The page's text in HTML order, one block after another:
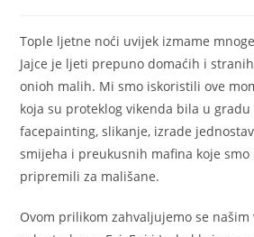
Tople ljetne noći uvijek izmame
Jajce je ljeti prepuno domaćih i
onioh malih. Mi smo iskoristili ove
koja su proteklog vikenda bila u
facepainting, slikanje, izrade
smijeha i preukusnih mafina koje smo
pripremili za mališane.
Ovom prilikom zahvaljujemo se